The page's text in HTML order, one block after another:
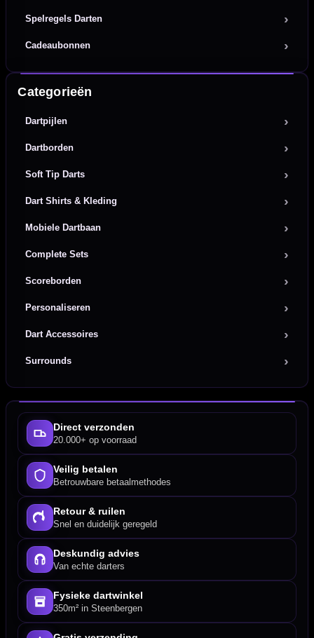
Spelregels Darten
Cadeaubonnen
Categorieën
Dartpijlen
Dartborden
Soft Tip Darts
Dart Shirts & Kleding
Mobiele Dartbaan
Complete Sets
Scoreborden
Personaliseren
Dart Accessoires
Surrounds
Direct verzonden
20.000+ op voorraad
Veilig betalen
Betrouwbare betaalmethodes
Retour & ruilen
Snel en duidelijk geregeld
Deskundig advies
Van echte darters
Fysieke dartwinkel
350m² in Steenbergen